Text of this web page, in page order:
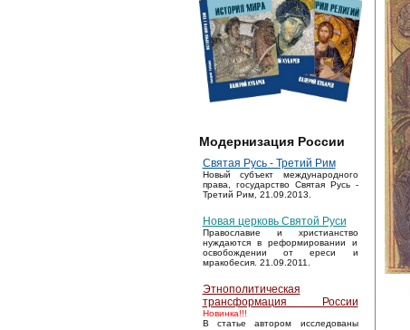
Модернизация России
Святая Русь - Третий Рим
Новый субъект международного
права, государство Святая Русь -
Третий Рим, 21.09.2013.
Новая церковь Святой Руси
Православие и христианство
нуждаются в реформировании и
освобождении от ереси и
мракобесия. 21.09.2011.
Этнополитическая
трансформация России
Новинка!!!
В статье автором исследованы